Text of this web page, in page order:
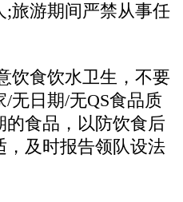
;旅游期间严禁从事任
饮食饮水卫生，不要
无日期/无QS食品质
食品，以防饮食后
，及时报告领队设法